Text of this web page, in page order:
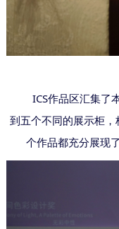
ICS作品区汇集了
到五个不同的展示柜
个作品都充分展现